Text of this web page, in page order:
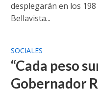
desplegarán en los
Bellavista...
SOCIALES
“Cada peso
Gobernador